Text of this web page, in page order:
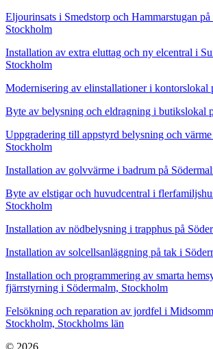
Eljourinsats i Smedstorp och Hammarstugan på
Stockholm
Installation av extra eluttag och ny elcentral i
Stockholm
Modernisering av elinstallationer i kontorslokal
Byte av belysning och eldragning i butikslokal
Uppgradering till appstyrd belysning och värme
Stockholm
Installation av golvvärme i badrum på
Byte av elstigar och huvudcentral i
Stockholm
Installation av nödbelysning i trapphus på
Installation av solcellsanläggning på tak i
Installation och programmering av smarta
fjärrstyrning i Södermalm, Stockholm
Felsökning och reparation av jordfel i
Stockholm, Stockholms län
© 2026